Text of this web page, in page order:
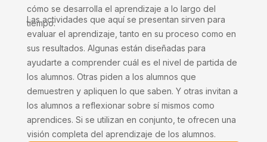
cómo se desarrolla el aprendizaje a lo largo del
tiempo.
Las actividades que aquí se presentan sirven para
evaluar el aprendizaje, tanto en su proceso como en
sus resultados. Algunas están diseñadas para
ayudarte a comprender cuál es el nivel de partida de
los alumnos. Otras piden a los alumnos que
demuestren y apliquen lo que saben. Y otras invitan a
los alumnos a reflexionar sobre sí mismos como
aprendices. Si se utilizan en conjunto, te ofrecen una
visión completa del aprendizaje de los alumnos.